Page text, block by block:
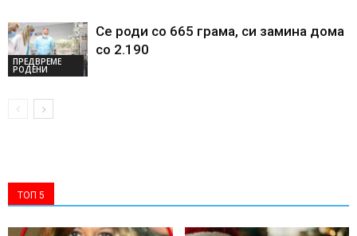
ПРЕДВРЕМЕ
РОДЕНИ
Се роди со 665 грама, си замина дома
со 2.190
ТОП 5